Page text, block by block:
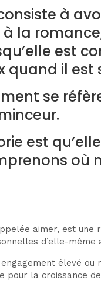
à
la
est
quand il est
se
est
où
aimer, est
d’elle-même
élevé
pour la croissance